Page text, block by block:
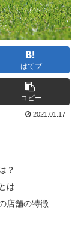
はてブ
コピー
2021.01.17
？
は
店舗の特徴